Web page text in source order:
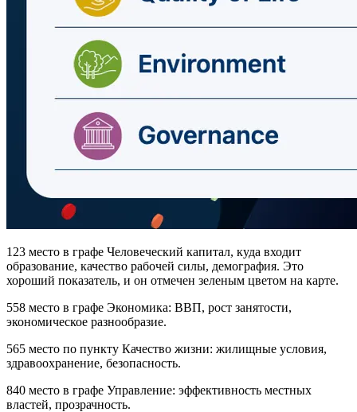
123 место в графе Человеческий капитал, куда входит
образование, качество рабочей силы, демография. Это
хороший показатель, и он отмечен зеленым цветом на карте.
558 место в графе Экономика: ВВП, рост занятости,
экономическое разнообразие.
565 место по пункту Качество жизни: жилищные условия,
здравоохранение, безопасность.
840 место в графе Управление: эффективность местных
властей, прозрачность.